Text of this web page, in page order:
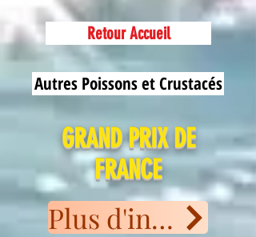
Retour Accueil
Autres Poissons et Crustacés
GRAND PRIX DE
FRANCE
Plus d'informations